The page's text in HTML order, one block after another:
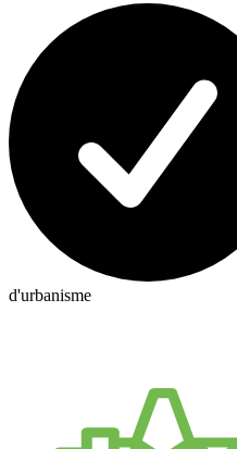
d'urbanisme